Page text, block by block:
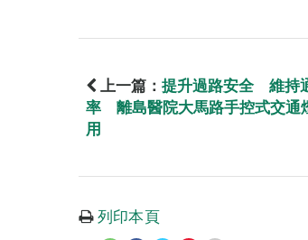
上一篇： 提升過路安全 維持
率 離島醫院大馬路手控式交通
用
列印本頁